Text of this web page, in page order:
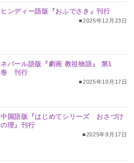
ヒンディー語版『おふでさき』刊行
■2025年12月23日
ネパール語版『劇画 教祖物語』 第1
巻 刊行
■2025年10月17日
中国語版『はじめてシリーズ おさづけ
の理』刊行
■2025年9月17日